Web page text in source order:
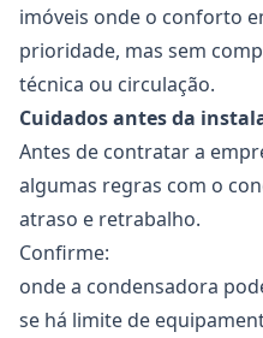
imóveis onde o conforto
prioridade, mas sem
técnica ou circulação.
Cuidados antes da
Antes de contratar a
algumas regras com o
atraso e retrabalho.
Confirme:
onde a condensadora
se há limite de